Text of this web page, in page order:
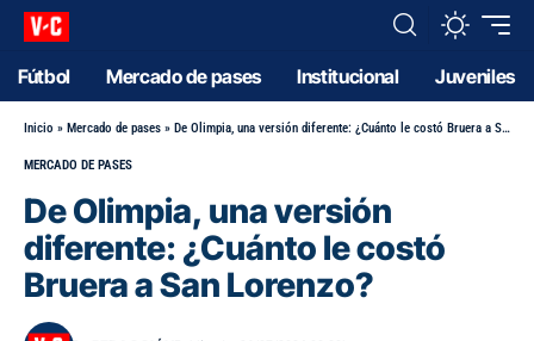
Fútbol Mercado de pases Institucional Juveniles
Inicio » Mercado de pases » De Olimpia, una versión diferente: ¿Cuánto le costó Bruera a San Lorenzo?
MERCADO DE PASES
De Olimpia, una versión
diferente: ¿Cuánto le costó
Bruera a San Lorenzo?